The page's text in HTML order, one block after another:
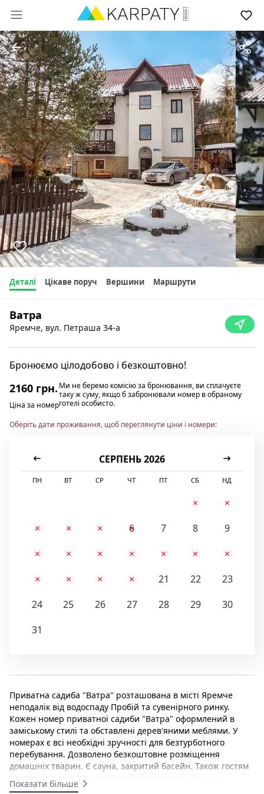
Деталі Цікаве поруч Вершини Маршрути
Ватра
Яремче, вул. Петраша 34-а
Бронюємо цілодобово і безкоштовно!
2160 грн.
Ціна за номер
Ми не беремо комісію за бронювання, ви сплачуєте
таку ж суму, якщо б забронювали номер в обраному
готелі особисто.
Оберіть дати проживання, щоб переглянути ціни і номери:
СЕРПЕНЬ 2026
ПН ВТ СР ЧТ ПТ СБ НД
1
2
3
4 5 6 7 8
9
10
11 12 13 14 15
16
17
18 19 20 21 22
23
24
25 26 27 28 29
30
31
Приватна садиба "Ватра" розташована в місті Яремче
неподалік від водоспаду Пробій та сувенірного ринку.
Кожен номер приватної садиби "Ватра" оформлений в
заміському стилі та обставлені дерев'яними меблями. У
номерах є всі необхідні зручності для безтурботного
перебування. Дозволено безкоштовне розміщення
домашніх тварин. Є сауна, закритий басейн. Також гостям
пропонується відпочинок в камінному залі, сауна з
басейном, обслуговування транспортом. Є пункт прокату
Показати більше